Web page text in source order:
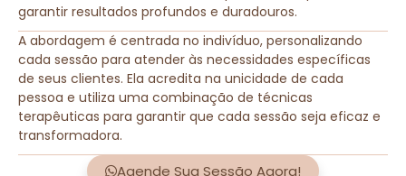
garantir resultados profundos e duradouros.
A abordagem é centrada no indivíduo, personalizando
cada sessão para atender às necessidades específicas
de seus clientes. Ela acredita na unicidade de cada
pessoa e utiliza uma combinação de técnicas
terapêuticas para garantir que cada sessão seja eficaz e
transformadora.
Agende Sua Sessão Agora!